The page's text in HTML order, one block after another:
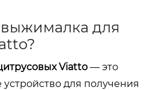
для
Viatto — это
для получения